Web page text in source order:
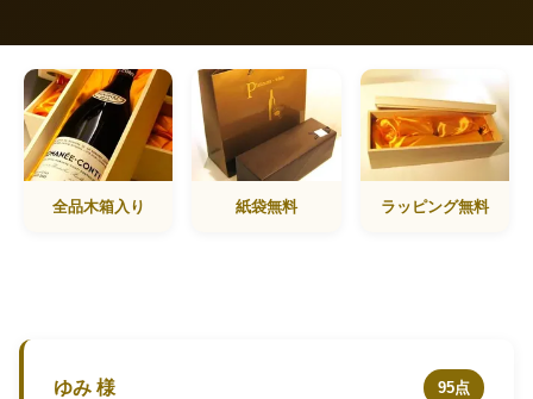
全品木箱入り 紙袋無料 ラッピング無料
ゆみ 様 95点